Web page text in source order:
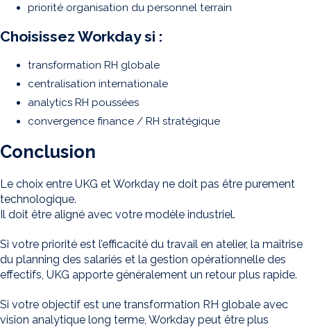
priorité organisation du personnel terrain
Choisissez Workday si :
transformation RH globale
centralisation internationale
analytics RH poussées
convergence finance / RH stratégique
Conclusion
Le choix entre UKG et Workday ne doit pas être purement
technologique.
Il doit être aligné avec votre modèle industriel.
Si votre priorité est l’efficacité du travail en atelier, la maîtrise
du planning des salariés et la gestion opérationnelle des
effectifs, UKG apporte généralement un retour plus rapide.
Si votre objectif est une transformation RH globale avec
vision analytique long terme, Workday peut être plus